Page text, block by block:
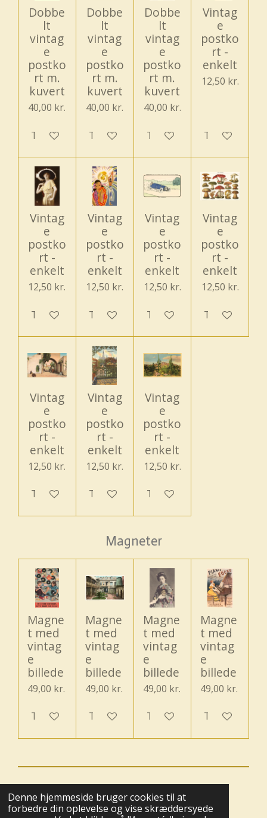
Denne hjemmeside bruger cookies til at
forbedre din oplevelse og vise skræddersyede
Dobbe
lt
vintag
e
postko
rt m.
kuvert
40,00 kr.
Tilføj til kurv
Dobbe
lt
vintag
e
postko
rt m.
kuvert
40,00 kr.
Tilføj til kurv
Dobbe
lt
vintag
e
postko
rt m.
kuvert
40,00 kr.
Tilføj til kurv
Vintag
e
postko
rt -
enkelt
12,50 kr.
Tilføj til kurv
Vintag
e
postko
rt -
enkelt
12,50 kr.
Tilføj til kurv
Vintag
e
postko
rt -
enkelt
12,50 kr.
Tilføj til kurv
Vintag
e
postko
rt -
enkelt
12,50 kr.
Tilføj til kurv
Vintag
e
postko
rt -
enkelt
12,50 kr.
Tilføj til kurv
Vintag
e
postko
rt -
enkelt
12,50 kr.
Tilføj til kurv
Vintag
e
postko
rt -
enkelt
12,50 kr.
Tilføj til kurv
Vintag
e
postko
rt -
enkelt
12,50 kr.
Tilføj til kurv
Magneter
Magne
t med
vintag
e
billede
49,00 kr.
Tilføj til kurv
Magne
t med
vintag
e
billede
49,00 kr.
Tilføj til kurv
Magne
t med
vintag
e
billede
49,00 kr.
Tilføj til kurv
Magne
t med
vintag
e
billede
49,00 kr.
Tilføj til kurv
© 2025 - 2026 Boutique BoHome
Drevet afWebador